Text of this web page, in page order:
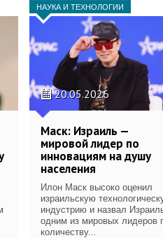
НАУКА И ТЕХНОЛОГИИ
20.05.2026
Маск: Израиль —
мировой лидер по
инновациям на душу
населения
Илон Маск высоко оценил
израильскую
индустрию и назвал
одним из мировых лидеров
количеству...